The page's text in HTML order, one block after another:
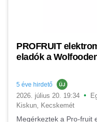
PROFRUIT
eladók a
5 éve hirdető
2026. július 20. 19:34 •
Kiskun, Kecskemét
Megérkeztek a Pro-fruit